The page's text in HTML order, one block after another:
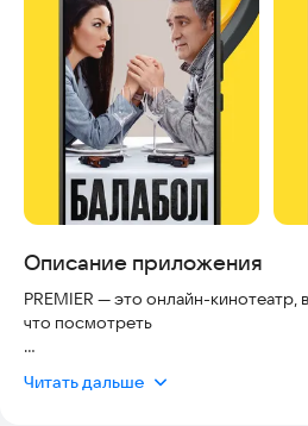
Описание приложения
PREMIER — это онлайн-
что посмотреть
— всё в отличном качестве и без
Читать дальше